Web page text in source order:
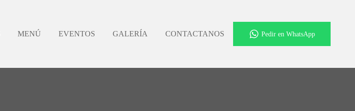
MENÚ EVENTOS GALERÍA CONTACTANOS Pedir en WhatsApp